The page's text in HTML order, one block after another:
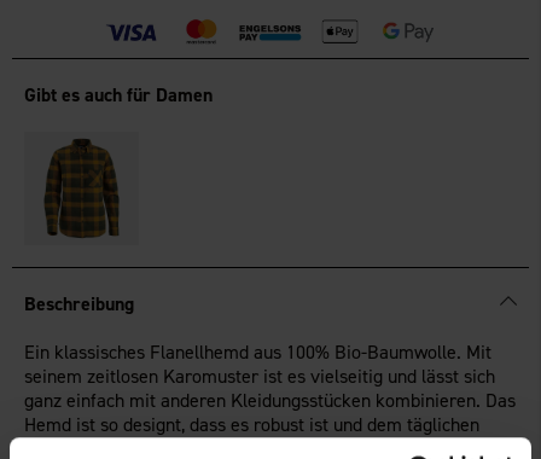
Gibt es auch für Damen
Beschreibung
Ein klassisches Flanellhemd aus 100% Bio-Baumwolle. Mit
seinem zeitlosen Karomuster ist es vielseitig und lässt sich
ganz einfach mit anderen Kleidungsstücken kombinieren. Das
Hemd ist so designt, dass es robust ist und dem täglichen